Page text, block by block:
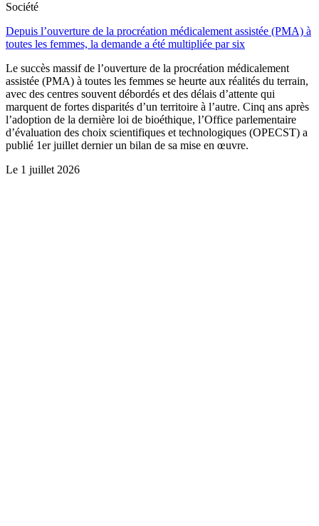
Société
Depuis l’ouverture de la procréation médicalement assistée (PMA) à
toutes les femmes, la demande a été multipliée par six
Le succès massif de l’ouverture de la procréation médicalement
assistée (PMA) à toutes les femmes se heurte aux réalités du terrain,
avec des centres souvent débordés et des délais d’attente qui
marquent de fortes disparités d’un territoire à l’autre. Cinq ans après
l’adoption de la dernière loi de bioéthique, l’Office parlementaire
d’évaluation des choix scientifiques et technologiques (OPECST) a
publié 1er juillet dernier un bilan de sa mise en œuvre.
Le 1 juillet 2026